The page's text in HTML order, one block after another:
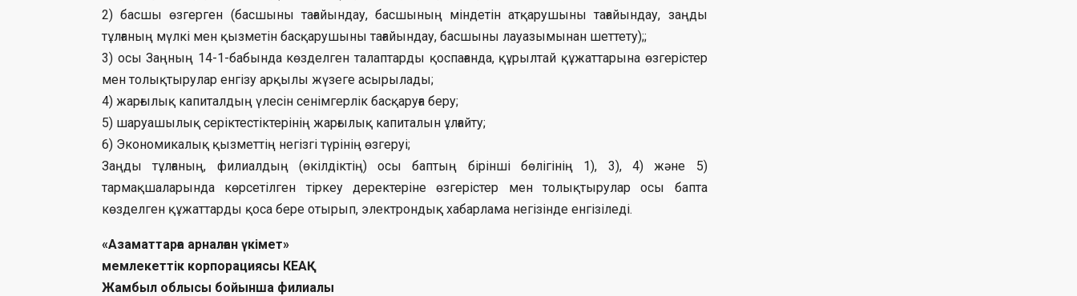
2) басшы өзгерген (басшыны тағайындау, басшының міндетін атқарушыны тағайындау, заңды
тұлғаның мүлкі мен қызметін басқарушыны тағайындау, басшыны лауазымынан шеттету);;
3) осы Заңның 14-1-бабында көзделген талаптарды қоспағанда, құрылтай құжаттарына өзгерістер
мен толықтырулар енгізу арқылы жүзеге асырылады;
4) жарғылық капиталдың үлесін сенімгерлік басқаруға беру;
5) шаруашылық серіктестіктерінің жарғылық капиталын ұлғайту;
6) Экономикалық қызметтің негізгі түрінің өзгеруі;
Заңды тұлғаның, филиалдың (өкілдіктің) осы баптың бірінші бөлігінің 1), 3), 4) және 5)
тармақшаларында көрсетілген тіркеу деректеріне өзгерістер мен толықтырулар осы бапта
көзделген құжаттарды қоса бере отырып, электрондық хабарлама негізінде енгізіледі.
«Азаматтарға арналған үкімет»
мемлекеттік корпорациясы КЕАҚ
Жамбыл облысы бойынша филиалы